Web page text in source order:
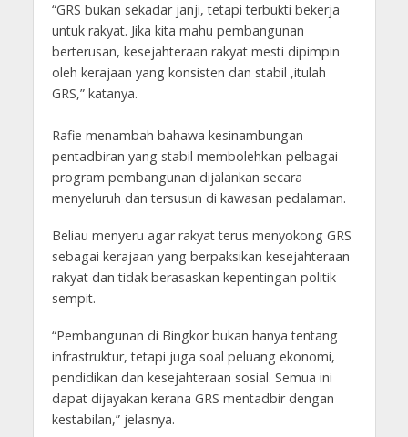
“GRS bukan sekadar janji, tetapi terbukti bekerja
untuk rakyat. Jika kita mahu pembangunan
berterusan, kesejahteraan rakyat mesti dipimpin
oleh kerajaan yang konsisten dan stabil ,itulah
GRS,” katanya.
Rafie menambah bahawa kesinambungan
pentadbiran yang stabil membolehkan pelbagai
program pembangunan dijalankan secara
menyeluruh dan tersusun di kawasan pedalaman.
Beliau menyeru agar rakyat terus menyokong GRS
sebagai kerajaan yang berpaksikan kesejahteraan
rakyat dan tidak berasaskan kepentingan politik
sempit.
“Pembangunan di Bingkor bukan hanya tentang
infrastruktur, tetapi juga soal peluang ekonomi,
pendidikan dan kesejahteraan sosial. Semua ini
dapat dijayakan kerana GRS mentadbir dengan
kestabilan,” jelasnya.